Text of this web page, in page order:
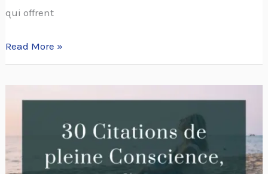
qui offrent
Read More »
pleine
Conscience,